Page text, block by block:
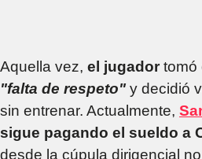
Aquella vez, el jugadortomó
"falta de respeto" y decidió
sin entrenar. Actualmente,
sigue pagando el sueldo a
desde la cúpula dirigencial